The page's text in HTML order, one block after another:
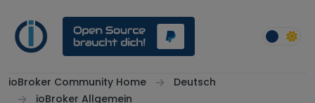
ioBroker Community Home
Deutsch
ioBroker Allgemein